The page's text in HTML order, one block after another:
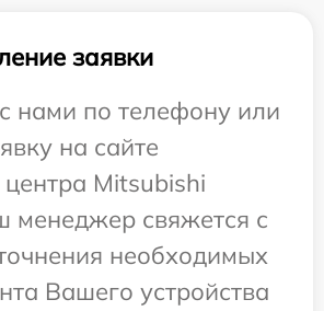
заявки
нами по телефону или
на сайте
центра Mitsubishi
менеджер свяжется с
необходимых
Вашего устройства